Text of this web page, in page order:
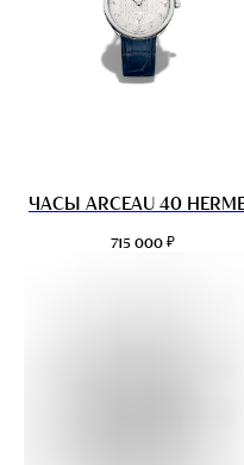
ЧАСЫ ARCEAU 40
715 000 ₽